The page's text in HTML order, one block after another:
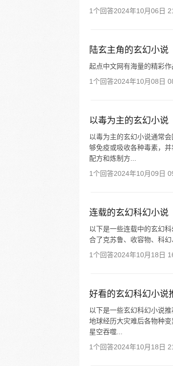
1个回答2024年10月06日
陆玄主角的玄幻小说
起点中文网有海量的精彩
1个回答2024年10月08日
以毒为主的玄幻小说
以毒为主的玄幻小说通常
够免疫或吸收各种毒素，
配方和炼制方...
1个回答2024年10月09日
连载的玄幻科幻小说
以下是一些连载中的玄幻
合了克苏鲁、收容物、科
1个回答2024年10月18日
好看的玄幻科幻小说
以下是一些玄幻科幻小说
地球经历大灾难后各物种
星空吞噬...
1个回答2024年10月18日